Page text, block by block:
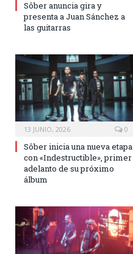
Sôber anuncia gira y
presenta a Juan Sánchez a
las guitarras
13 JUNIO, 2026 0
Sôber inicia una nueva etapa
con «Indestructible», primer
adelanto de su próximo
álbum